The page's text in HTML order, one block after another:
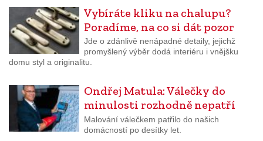
Vybíráte kliku na chalupu?
Poradíme, na co si dát pozor
Jde o zdánlivě nenápadné detaily, jejichž
promyšlený výběr dodá interiéru i vnějšku
domu styl a originalitu.
Ondřej Matula: Válečky do
minulosti rozhodně nepatří
Malování válečkem patřilo do našich
domácností po desítky let.